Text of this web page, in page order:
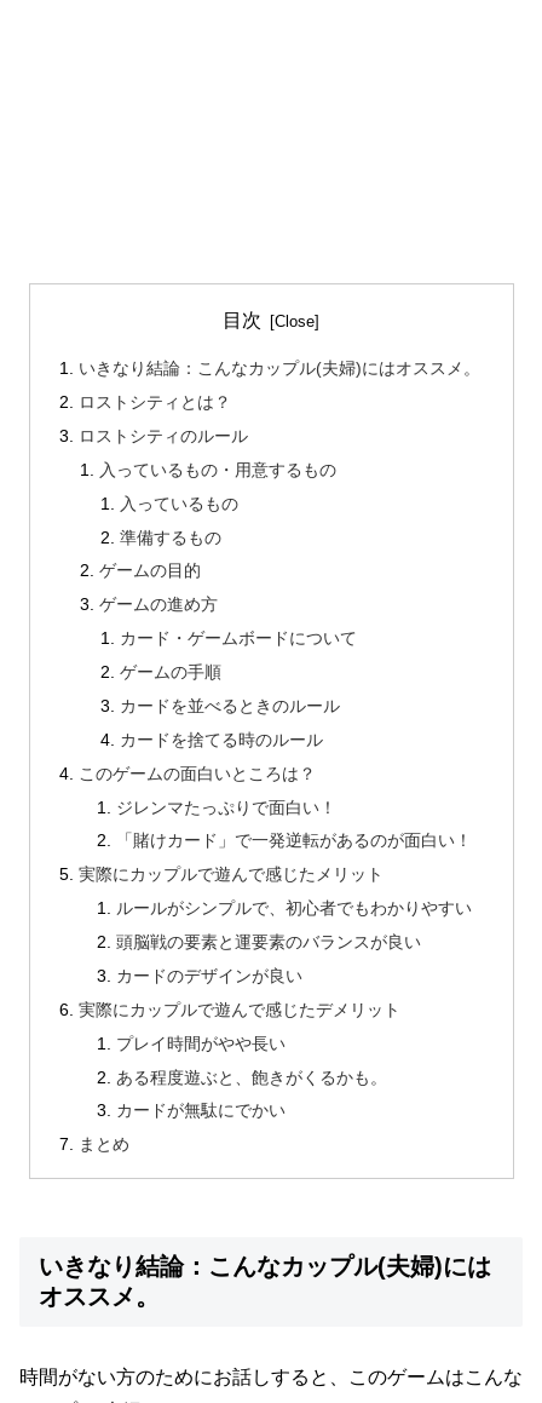
目次
いきなり結論：こんなカップル(夫婦)にはオススメ。
ロストシティとは？
ロストシティのルール
入っているもの・用意するもの
入っているもの
準備するもの
ゲームの目的
ゲームの進め方
カード・ゲームボードについて
ゲームの手順
カードを並べるときのルール
カードを捨てる時のルール
このゲームの面白いところは？
ジレンマたっぷりで面白い！
「賭けカード」で一発逆転があるのが面白い！
実際にカップルで遊んで感じたメリット
ルールがシンプルで、初心者でもわかりやすい
頭脳戦の要素と運要素のバランスが良い
カードのデザインが良い
実際にカップルで遊んで感じたデメリット
プレイ時間がやや長い
ある程度遊ぶと、飽きがくるかも。
カードが無駄にでかい
まとめ
いきなり結論：こんなカップル(夫婦)には
オススメ。
時間がない方のためにお話しすると、このゲームはこんな